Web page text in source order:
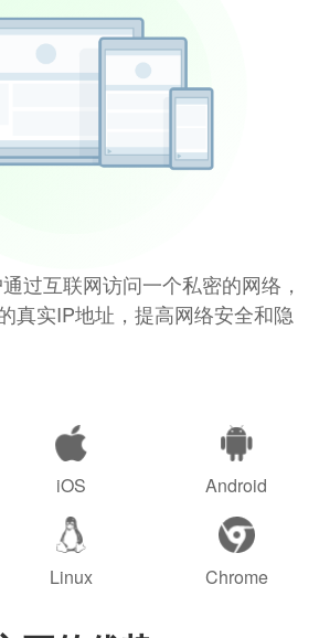
过互联网访问一个私密的网络，
真实IP地址，提高网络安全和隐
iOS Android
Linux Chrome